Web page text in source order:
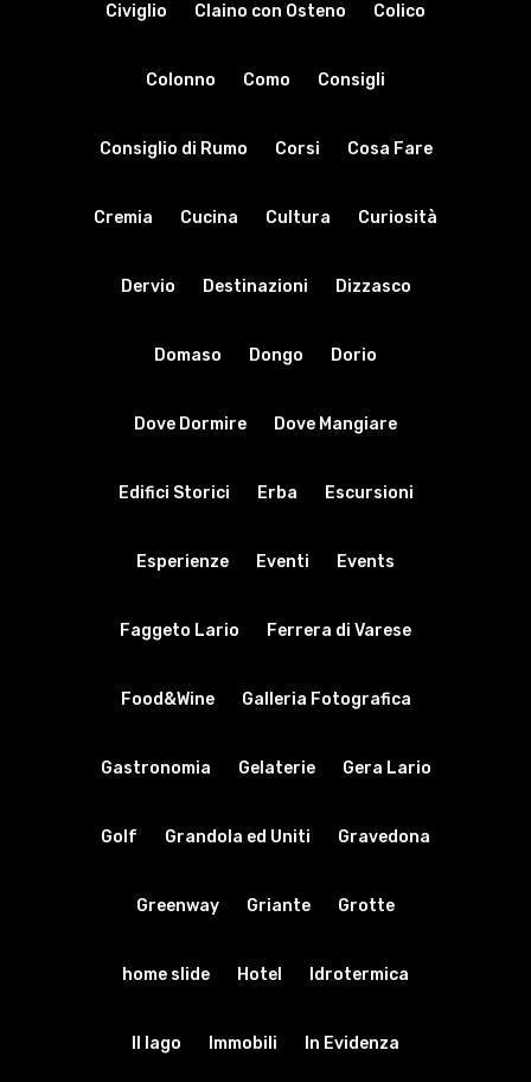
Civiglio Claino con Osteno Colico
Colonno Como Consigli
Consiglio di Rumo Corsi Cosa Fare
Cremia Cucina Cultura Curiosità
Dervio Destinazioni Dizzasco
Domaso Dongo Dorio
Dove Dormire Dove Mangiare
Edifici Storici Erba Escursioni
Esperienze Eventi Events
Faggeto Lario Ferrera di Varese
Food&Wine Galleria Fotografica
Gastronomia Gelaterie Gera Lario
Golf Grandola ed Uniti Gravedona
Greenway Griante Grotte
home slide Hotel Idrotermica
Il lago Immobili In Evidenza